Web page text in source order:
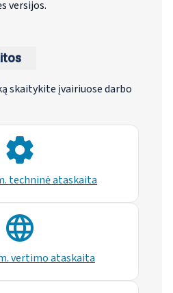
versijos.
skaitykite įvairiuose darbo
techninė ataskaita
m. vertimo ataskaita